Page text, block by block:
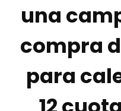
una
compra
para